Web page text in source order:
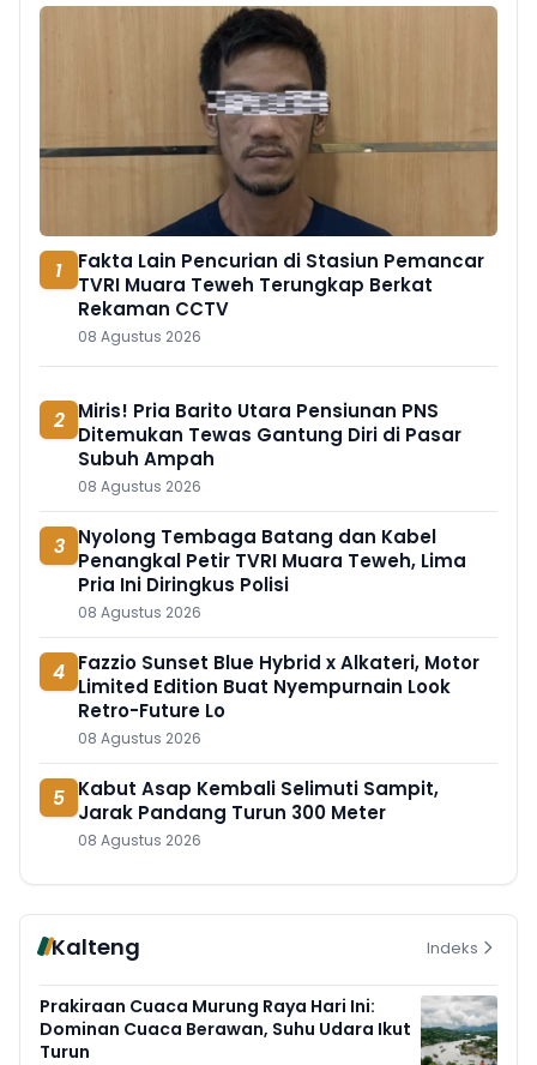
1
Fakta Lain Pencurian di Stasiun Pemancar
TVRI Muara Teweh Terungkap Berkat
Rekaman CCTV
08 Agustus 2026
2 Miris! Pria Barito Utara Pensiunan PNS
Ditemukan Tewas Gantung Diri di Pasar
Subuh Ampah
08 Agustus 2026
3 Nyolong Tembaga Batang dan Kabel
Penangkal Petir TVRI Muara Teweh, Lima
Pria Ini Diringkus Polisi
08 Agustus 2026
4 Fazzio Sunset Blue Hybrid x Alkateri, Motor
Limited Edition Buat Nyempurnain Look
Retro-Future Lo
08 Agustus 2026
5 Kabut Asap Kembali Selimuti Sampit,
Jarak Pandang Turun 300 Meter
08 Agustus 2026
Kalteng Indeks
Prakiraan Cuaca Murung Raya Hari Ini:
Dominan Cuaca Berawan, Suhu Udara Ikut
Turun